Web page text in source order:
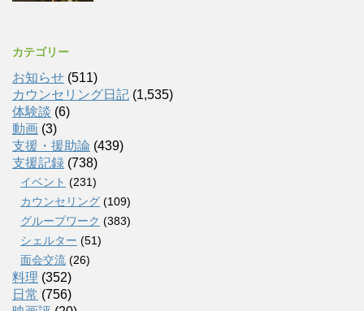
カテゴリー
お知らせ (511)
カウンセリング日記 (1,535)
体験談 (6)
動画 (3)
支援・援助論 (439)
支援記録 (738)
イベント (231)
カウンセリング (109)
グループワーク (383)
シェルター (51)
面会交流 (26)
料理 (352)
日常 (756)